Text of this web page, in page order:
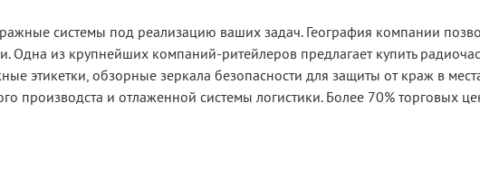
системы под реализацию ваших задач. География компании
Одна из крупнейших компаний-ритейлеров предлагает купить
этикетки, обзорные зеркала безопасности для защиты от краж в
производста и отлаженной системы логистики. Более 70% торговых